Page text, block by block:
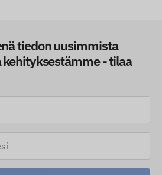
tiedon uusimmista
- tilaa